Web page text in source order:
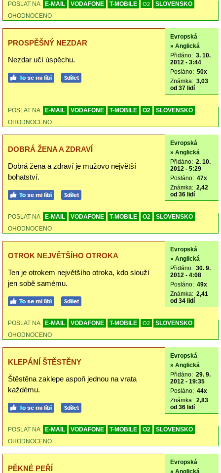
POSLAT NA E-MAIL VODAFONE T-MOBILE O2
SLOVENSKO
OHODNOCENO
PROSPĚŠNÝ NEZDAR
Nezdar učí úspěchu.
Evropská
» Anglická
Přidáno: 3. 10.
2012 - 3:44
Posláno: 50x
Známka: 3,03
od 37 lidí
POSLAT NA E-MAIL VODAFONE T-MOBILE O2
SLOVENSKO
OHODNOCENO
DOBRÁ ŽENA A ZDRAVÍ
Dobrá žena a zdraví je mužovo největší
bohatství.
Evropská
» Anglická
Přidáno: 2. 10.
2012 - 5:29
Posláno: 47x
Známka: 2,42
od 36 lidí
POSLAT NA E-MAIL VODAFONE T-MOBILE O2
SLOVENSKO
OHODNOCENO
OTROK NEJVĚTŠÍHO OTROKA
Ten je otrokem největšího otroka, kdo slouží
jen sobě samému.
Evropská
» Anglická
Přidáno: 30. 9.
2012 - 4:08
Posláno: 49x
Známka: 2,41
od 34 lidí
POSLAT NA E-MAIL VODAFONE T-MOBILE O2
SLOVENSKO
OHODNOCENO
KLEPÁNÍ ŠTĚSTĚNY
Štěstěna zaklepe aspoň jednou na vrata
každému.
Evropská
» Anglická
Přidáno: 29. 9.
2012 - 19:35
Posláno: 44x
Známka: 2,83
od 36 lidí
POSLAT NA E-MAIL VODAFONE T-MOBILE O2
SLOVENSKO
OHODNOCENO
PĚKNÉ PEŘÍ
Evropská
» Anglická